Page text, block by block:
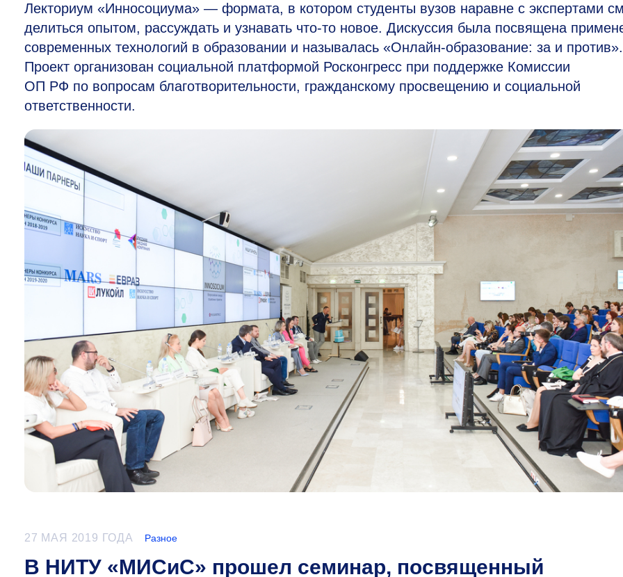
Лекториум «Инносоциума» — формата, в котором студенты вузов наравне с экспертами
делиться опытом, рассуждать и узнавать что-то новое. Дискуссия была посвящена
современных технологий в образовании и называлась «Онлайн-образование: за и против».
Проект организован социальной платформой Росконгресс при поддержке Комиссии
ОП РФ по вопросам благотворительности, гражданскому просвещению и социальной
ответственности.
27 МАЯ 2019 ГОДА Разное
В НИТУ «МИСиС» прошел семинар, посвященный